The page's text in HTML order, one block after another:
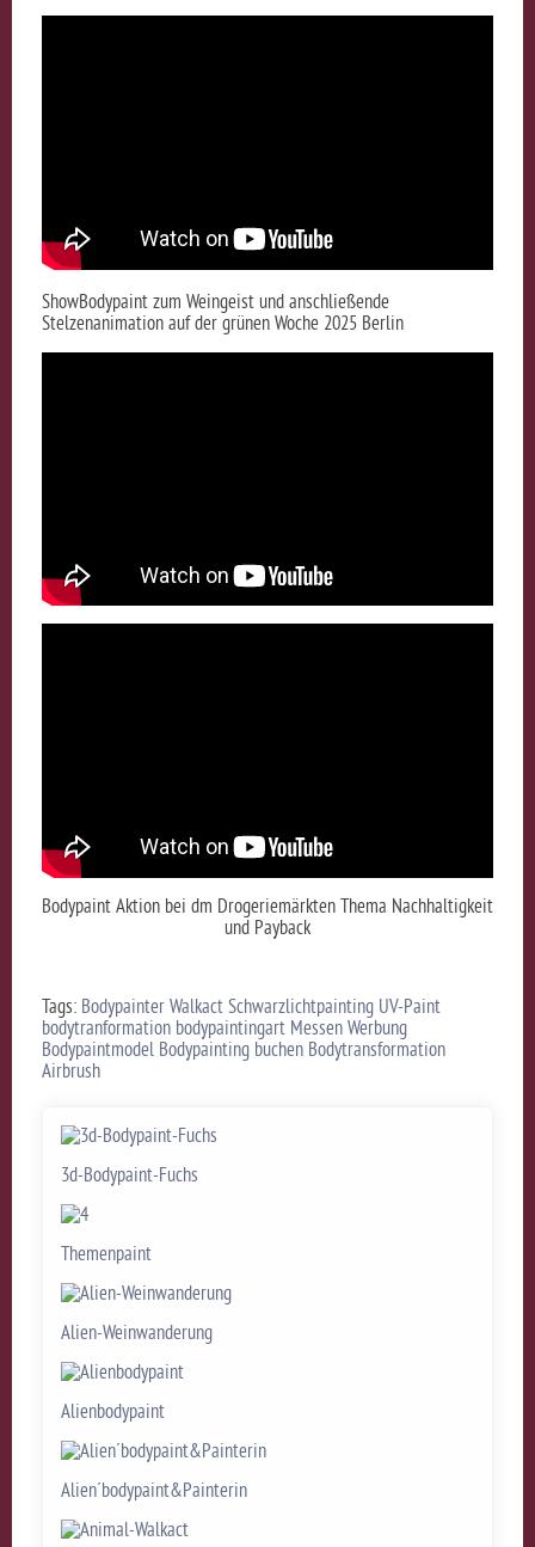
ShowBodypaint zum Weingeist und anschließende
Stelzenanimation auf der grünen Woche 2025 Berlin
Bodypaint Aktion bei dm Drogeriemärkten Thema Nachhaltigkeit
und Payback
Tags: Bodypainter Walkact Schwarzlichtpainting UV-Paint
bodytranformation bodypaintingart Messen Werbung
Bodypaintmodel Bodypainting buchen Bodytransformation
Airbrush
3d-Bodypaint-Fuchs
Themenpaint
Alien-Weinwanderung
Alienbodypaint
Alien´bodypaint&Painterin